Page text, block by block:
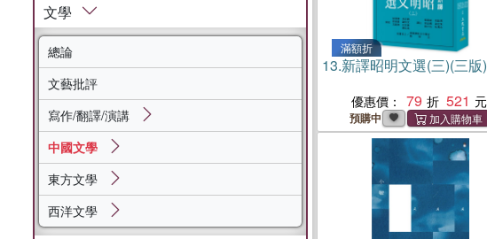
文學
總論
文藝批評
寫作/翻譯/演講
中國文學
東方文學
西洋文學
滿額折
13.新譯昭明文選(三)(三版)
優惠價： 79 521
預購中